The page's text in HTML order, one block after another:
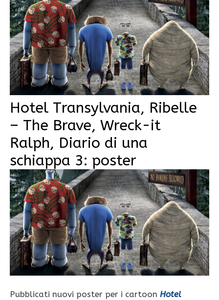
Hotel Transylvania, Ribelle
– The Brave, Wreck-it
Ralph, Diario di una
schiappa 3: poster
Pubblicati nuovi poster per i cartoon Hotel